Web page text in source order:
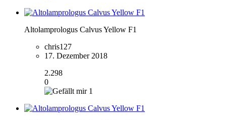
Altolamprologus Calvus Yellow F1
chris127
17. Dezember 2018
2.298
0
1